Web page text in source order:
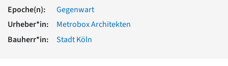
Romanik
Vorromanik
Römische Antike
Über uns
Epoche(n):
Gegenwart
Urheber*in:
Metrobox Architekten
Bauherr*in:
Stadt Köln